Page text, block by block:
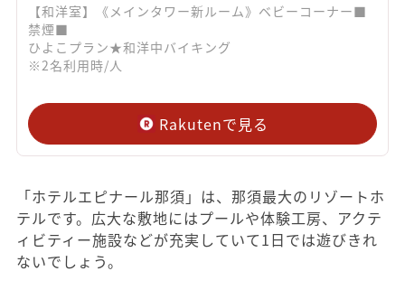
【和洋室】《メインタワー新ルーム》ベビーコーナー■
禁煙■
ひよこプラン★和洋中バイキング
※2名利用時/人
Rakutenで見る
「ホテルエピナール那須」は、那須最大のリゾートホ
テルです。広大な敷地にはプールや体験工房、アクテ
ィビティー施設などが充実していて1日では遊びきれ
ないでしょう。